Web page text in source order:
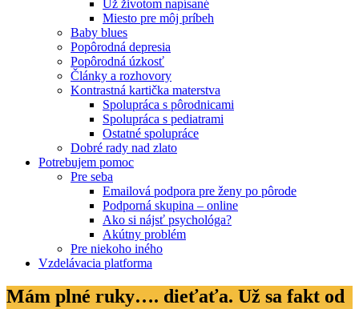
Už životom napísané
Miesto pre môj príbeh
Baby blues
Popôrodná depresia
Popôrodná úzkosť
Články a rozhovory
Kontrastná kartička materstva
Spolupráca s pôrodnicami
Spolupráca s pediatrami
Ostatné spolupráce
Dobré rady nad zlato
Potrebujem pomoc
Pre seba
Emailová podpora pre ženy po pôrode
Podporná skupina – online
Ako si nájsť psychológa?
Akútny problém
Pre niekoho iného
Vzdelávacia platforma
Mám plné ruky…. dieťaťa. Už sa fakt od